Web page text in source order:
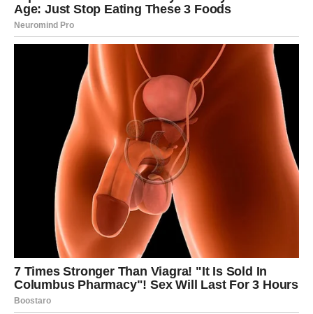
Zvijezde im donose period sreće, ljubavi i velikog
unutrašnjeg olakšanja. Ono što je dugo bilo teško polako
ostaje iza njih, a pred njima se otvaraju vrata mnogo
Na polju ljubavi Lavove očekuje veoma zanimljiv period.
Oni koji su slobodni mogli bi upoznati osobu koja će ih
osvojiti iskrenošću, pažnjom i energijom kakvu dugo nisu
osjetili. Ovaj susret mogao bi se dogoditi onda kada se
najmanje budu nadali, ali će veoma brzo shvatiti da ta
osoba nije došla slučajno u njihov život.
Lavovi koji su već u vezi konačno će riješiti probleme koji
su ih dugo opterećivali. Partner će pokazati mnogo više
razumijevanja, pažnje i emocija, a odnos će postati
stabilniji i iskreniji.